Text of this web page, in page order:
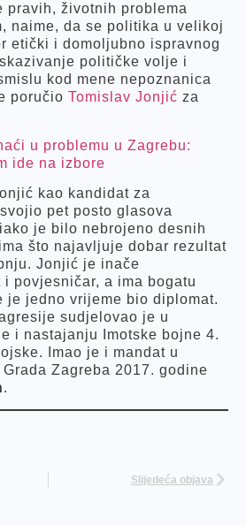
pravih, životnih problema
naime, da se politika u velikoj
etički i domoljubno ispravnog
političke volje i
kod mene nepoznanica
poručio Tomislav Jonjić za
u problemu u Zagrebu:
ide na izbore
kao kandidat za
pet posto glasova
je bilo nebrojeno desnih
što najavljuje dobar rezultat
Jonjić je inače
povjesničar, a ima bogatu
je jedno vrijeme bio diplomat.
sudjelovao je u
i nastajanju Imotske bojne 4.
Imao je i mandat u
Zagreba 2017. godine
.
Slijedeća objava